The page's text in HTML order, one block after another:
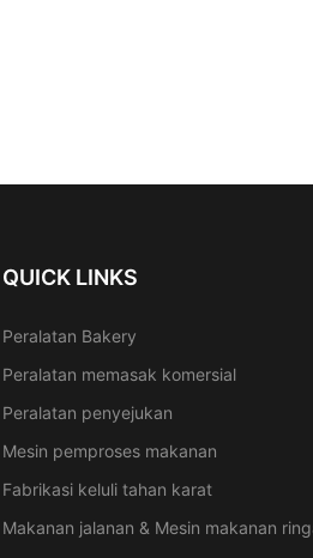
QUICK LINKS
Peralatan Bakery
Peralatan memasak komersial
Peralatan penyejukan
Mesin pemproses makanan
Fabrikasi keluli tahan karat
Makanan jalanan & Mesin makanan